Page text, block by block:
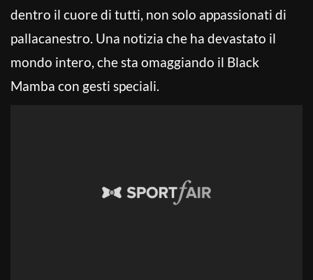
dentro il cuore di tutti, non solo appassionati di
pallacanestro. Una notizia che ha devastato il
mondo intero, che sta omaggiando il Black
Mamba con gesti speciali.